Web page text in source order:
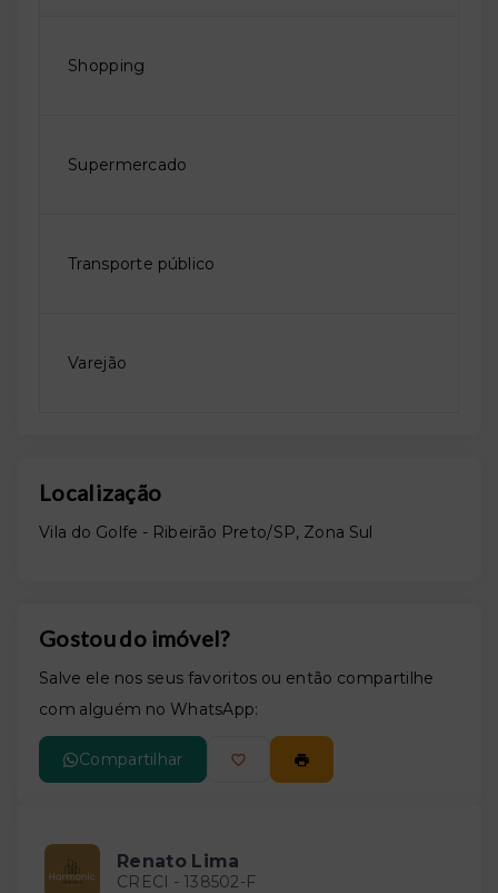
Shopping
Supermercado
Transporte público
Varejão
Localização
Vila do Golfe - Ribeirão Preto/SP, Zona Sul
Gostou do imóvel?
Salve ele nos seus favoritos ou então compartilhe
com alguém no WhatsApp:
Compartilhar
Renato Lima
CRECI - 138502-F